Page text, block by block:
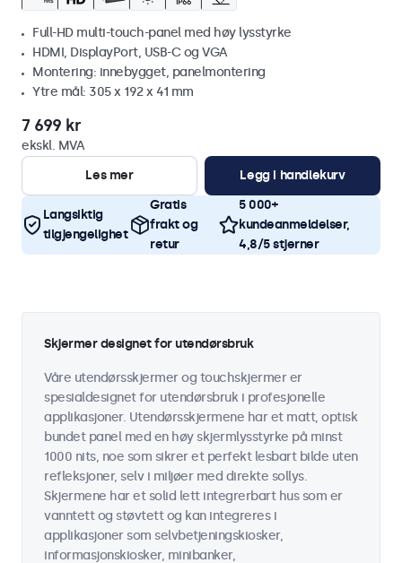
Full-HD multi-touch-panel med høy lysstyrke
HDMI, DisplayPort, USB-C og VGA
Montering: innebygget, panelmontering
Ytre mål: 305 x 192 x 41 mm
7 699 kr
ekskl. MVA
Les mer
Legg i handlekurv
Langsiktig
tilgjengelighet
Gratis
frakt og
retur
5 000+
kundeanmeldelser,
4,8/5 stjerner
Skjermer designet for utendørsbruk
Våre utendørsskjermer og touchskjermer er
spesialdesignet for utendørsbruk i profesjonelle
applikasjoner. Utendørsskjermene har et matt, optisk
bundet panel med en høy skjermlysstyrke på minst
1000 nits, noe som sikrer et perfekt lesbart bilde uten
refleksjoner, selv i miljøer med direkte sollys.
Skjermene har et solid lett integrerbart hus som er
vanntett og støvtett og kan integreres i
applikasjoner som selvbetjeningskiosker,
informasjonskiosker, minibanker,